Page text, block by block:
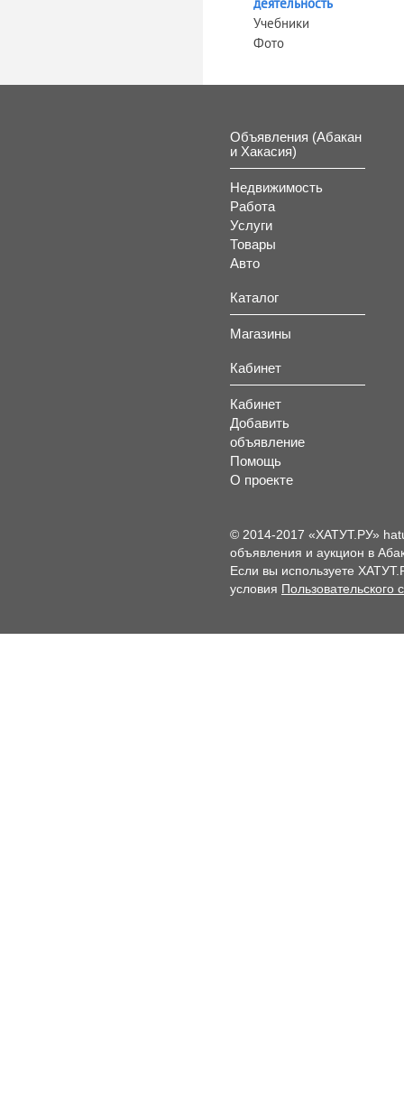
Учебники
Фото
Объявления (Абакан
и Хакасия)
Недвижимость
Работа
Услуги
Товары
Авто
Каталог
Магазины
Кабинет
Кабинет
Добавить
объявление
Помощь
О проекте
© 2014-2017 «ХАТУТ.РУ»
объявления и аукцион в
Если вы используете
условия Пользовательского